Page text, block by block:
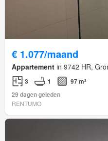
€ 1.077/maand
Appartement in 9742 HR,
3 1
97 m²
29 dagen geleden
RENTUMO